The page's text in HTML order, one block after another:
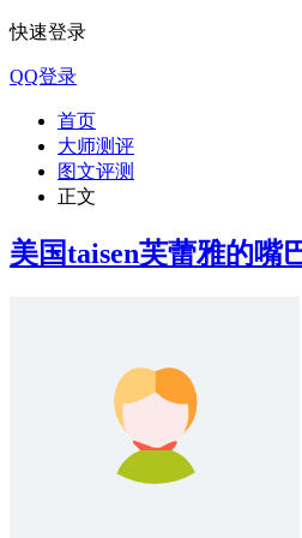
快速登录
QQ登录
首页
大师测评
图文评测
正文
美国taisen芙蕾雅的嘴